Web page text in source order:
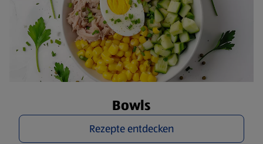
Bowls
Rezepte entdecken